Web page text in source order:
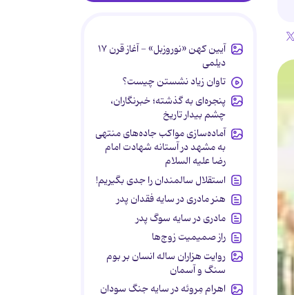
آیین کهن «نوروزبل» - آغاز قرن ۱۷
دیلمی
تاوان زیاد نشستن چیست؟
پنجره‌ای به گذشته؛ خبرنگاران،
چشم بیدار تاریخ
آماده‌سازی مواکب جاده‌های منتهی
به مشهد در آستانه شهادت امام
رضا علیه السلام
استقلال سالمندان را جدی بگیریم!
هنر مادری در سایه‌ فقدان پدر
مادری در سایه سوگ پدر
راز صمیمیت زوج‌ها
روایت هزاران ساله انسان بر بوم
سنگ و آسمان
اهرام مِروئه در سایه جنگ سودان